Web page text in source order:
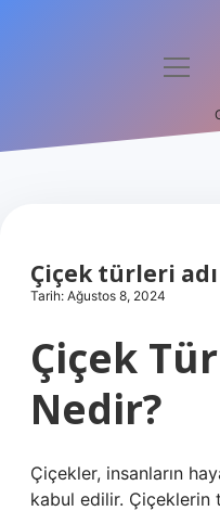
Hakkımızda
menüyü
Çiçek türleri
Tarih: Ağustos 8, 2024
Çiçek
Nedir?
Çiçekler, insanların
kabul edilir. Çiçeklerin